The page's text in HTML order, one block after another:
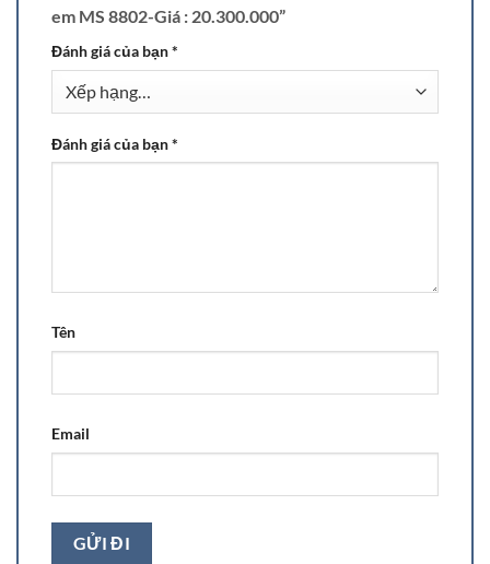
em MS 8802-Giá : 20.300.000”
Đánh giá của bạn*
Đánh giá của bạn*
Tên
Email